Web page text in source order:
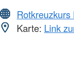
Rotkreuzkurs
Karte: Link